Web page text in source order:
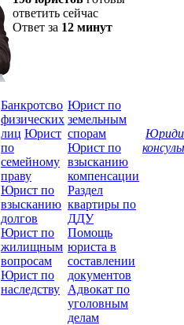
ответить сейчас
Ответ за 12 минут
Банкротсво
физических
лиц Юрист
по
семейному
праву
Юрист по
взысканию
долгов
Юрист по
жилищным
вопросам
Юрист по
наследству
Юрист по
земельным
спорам
Юрист по
взысканию
компенсации
Раздел
квартиры по
ДДУ
Помощь
юриста в
составлении
документов
Адвокат по
уголовным
делам